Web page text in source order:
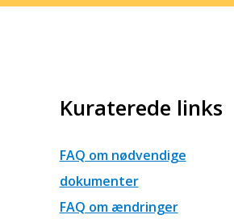
Kuraterede links
FAQ om nødvendige
dokumenter
FAQ om ændringer